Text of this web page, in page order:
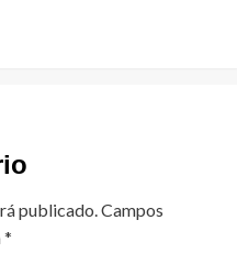
publicado.Campos
*